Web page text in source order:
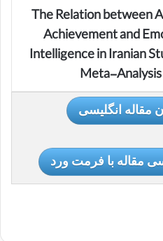
The Relation between
Achievement and
Intelligence in Iranian
Meta-Analysis
مقاله انگلیسی
مقاله با فرمت ورد